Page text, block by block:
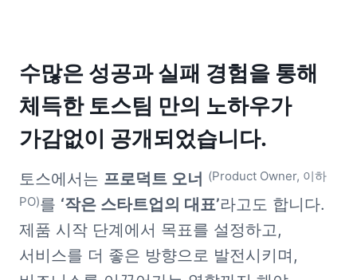
수많은 성공과 실패 경험을 통해
체득한 토스팀 만의 노하우가
가감없이 공개되었습니다.
토스에서는 프로덕트 오너 (Product Owner, 이하
PO)를 ‘작은 스타트업의 대표’라고도 합니다.
제품 시작 단계에서 목표를 설정하고,
서비스를 더 좋은 방향으로 발전시키며,